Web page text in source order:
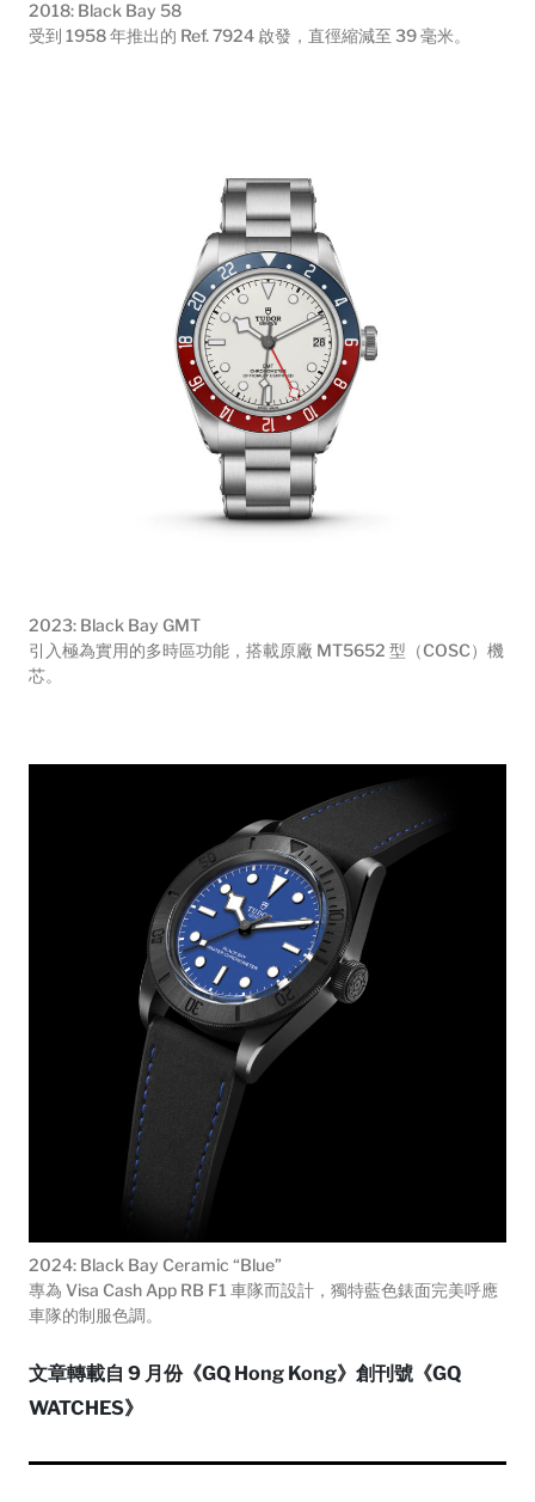
2018: Black Bay 58
受到 1958 年推出的 Ref. 7924 啟發，直徑縮減至 39 毫米。
2023: Black Bay GMT
引入極為實用的多時區功能，搭載原廠 MT5652 型（COSC）機
芯。
2024: Black Bay Ceramic “Blue”
專為 Visa Cash App RB F1 車隊而設計，獨特藍色錶面完美呼應
車隊的制服色調。
文章轉載自 9 月份《GQ Hong Kong》創刊號《GQ
WATCHES》